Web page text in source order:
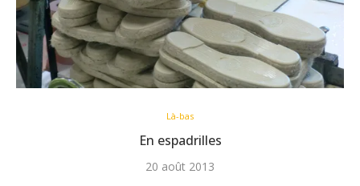
Là-bas
En espadrilles
20 août 2013